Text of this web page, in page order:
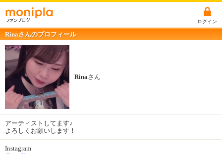
ログイン
Rinaさんのプロフィール
Rinaさん
アーティストしてます♪
よろしくお願いします！
Instagram